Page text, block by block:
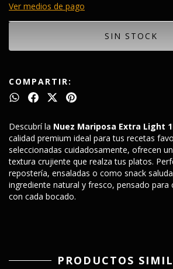
Ver medios de pago
COMPARTIR:
Descubrí la Nuez Mariposa Extra Light
calidad premium ideal para tus recetas
seleccionadas cuidadosamente, ofrecen
textura crujiente que realza tus platos.
repostería, ensaladas o como snack
ingrediente natural y fresco, pensado para
con cada bocado.
PRODUCTOS